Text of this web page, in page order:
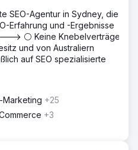
SEO-Agentur in Sydney, die
Erfahrung und -Ergebnisse
> ⚪ Keine Knebelverträge,
und von Australiern
auf SEO spezialisierte
Marketing +25
+3